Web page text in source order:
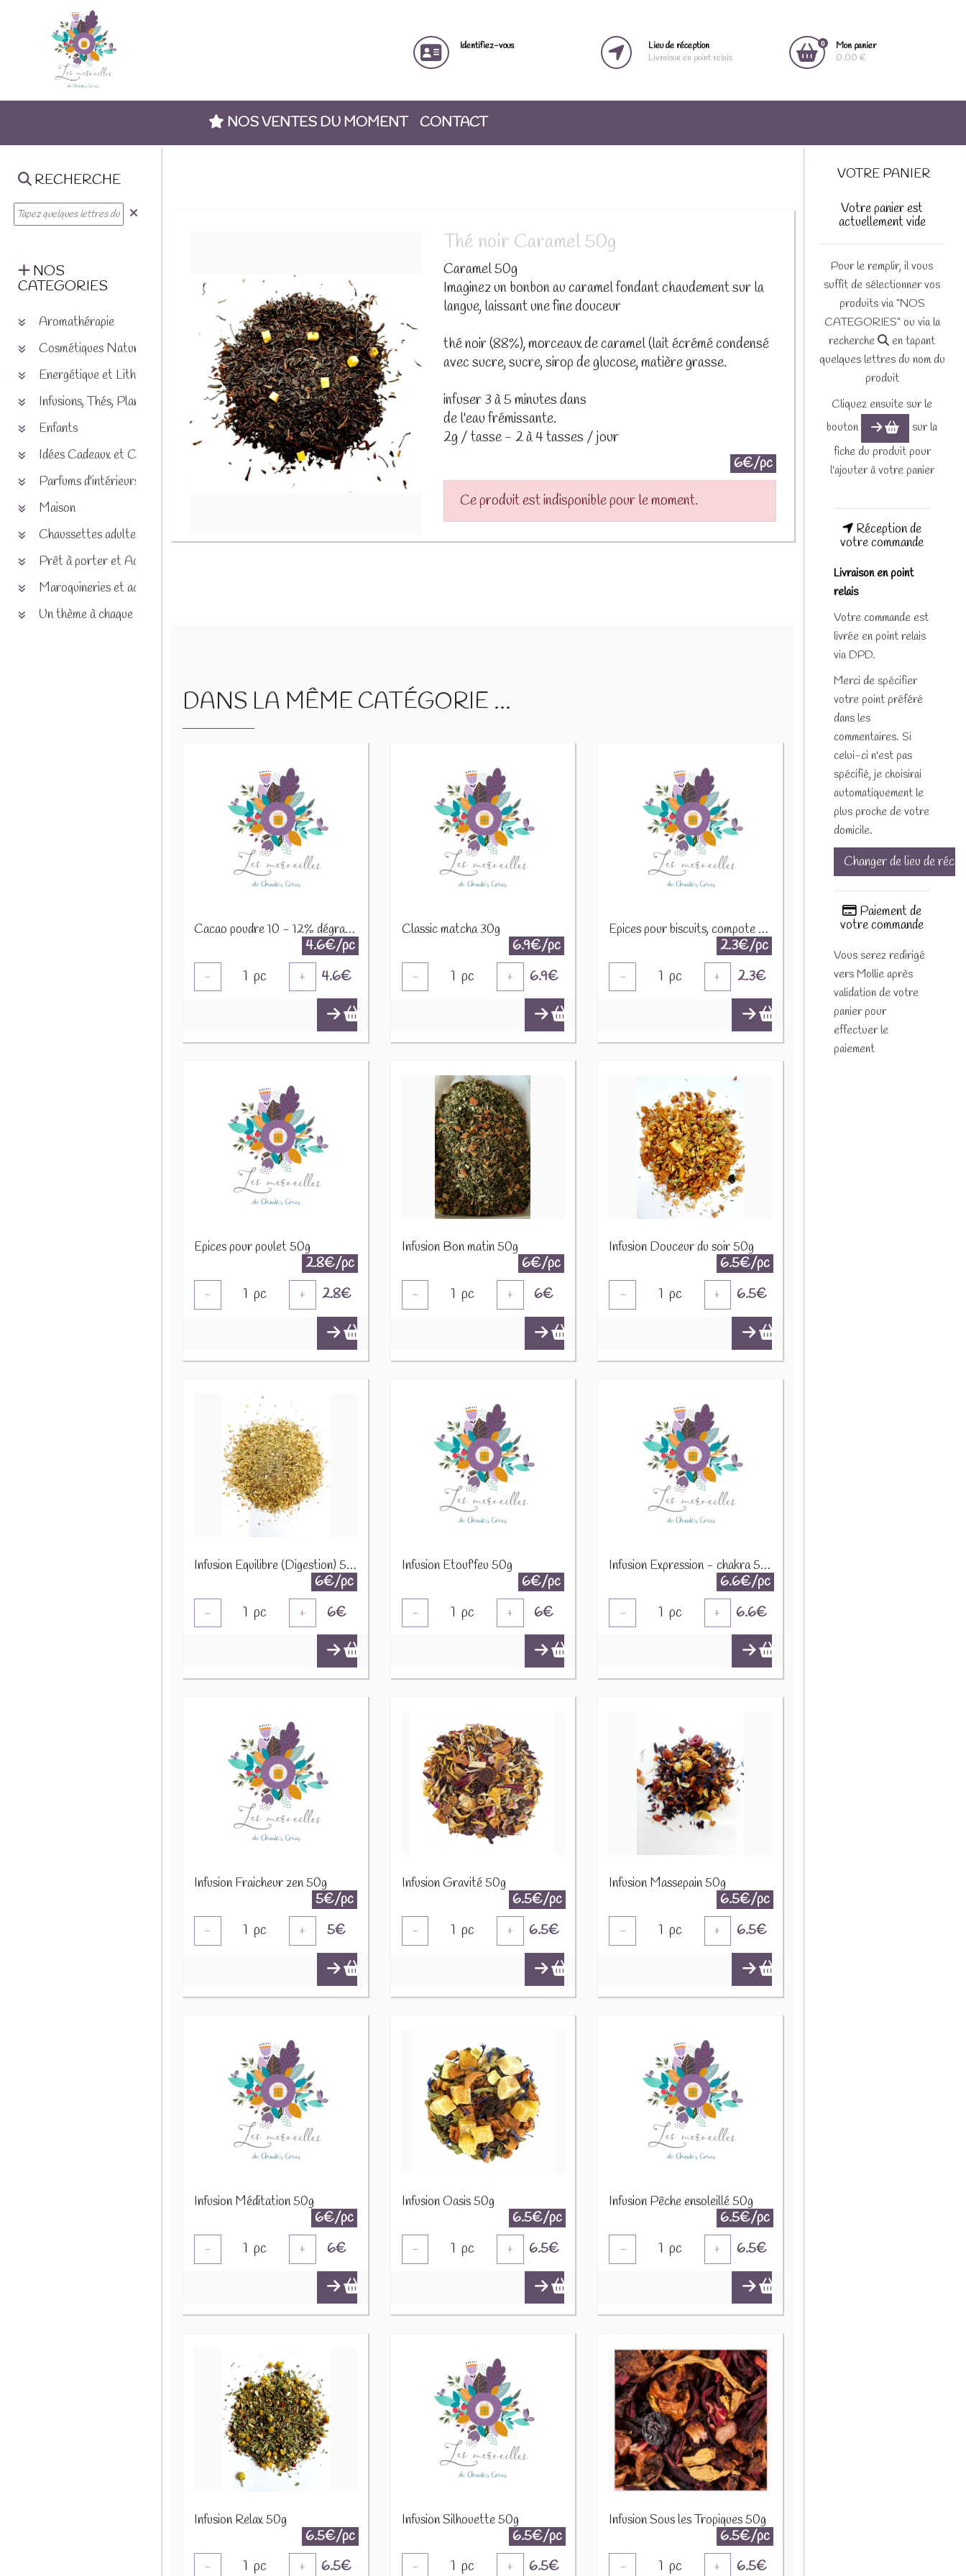
Identifiez-vous
Lieu de réception
Livraison en point relais
0
Mon panier
0.00 €
NOS VENTES DU MOMENT CONTACT
RECHERCHE
NOS
CATEGORIES
Aromathérapie
Cosmétiques Naturels
Energétique et Lithothérapie
Infusions, Thés, Plantes et produits naturels
Enfants
Idées Cadeaux et Chèques
Parfums d'intérieurs
Maison
Chaussettes adultes et enfants
Prêt à porter et Accessoires
Maroquineries et accessoires
Un thème à chaque saison
Thé noir Caramel 50g
Caramel 50g
Imaginez un bonbon au caramel fondant chaudement sur la
langue, laissant une fine douceur
thé noir (88%), morceaux de caramel (lait écrémé condensé
avec sucre, sucre, sirop de glucose, matière grasse.
infuser 3 à 5 minutes dans
de l'eau frémissante.
2g / tasse - 2 à 4 tasses / jour
6€/pc
Ce produit est indisponible pour le moment.
DANS LA MÊME CATÉGORIE ...
Cacao poudre 10 - 12% dégraissé torréfié 100g
4.6€/pc
- 1 pc + 4.6€
Classic matcha 30g
6.9€/pc
- 1 pc + 6.9€
Epices pour biscuits, compote et crumble 30g
2.3€/pc
- 1 pc + 2.3€
Epices pour poulet 50g
2.8€/pc
- 1 pc + 2.8€
Infusion Bon matin 50g
6€/pc
- 1 pc + 6€
Infusion Douceur du soir 50g
6.5€/pc
- 1 pc + 6.5€
Infusion Equilibre (Digestion) 50g
6€/pc
- 1 pc + 6€
Infusion Etouf'feu 50g
6€/pc
- 1 pc + 6€
Infusion Expression - chakra 5 - 50g
6.6€/pc
- 1 pc + 6.6€
Infusion Fraicheur zen 50g
5€/pc
- 1 pc + 5€
Infusion Gravité 50g
6.5€/pc
- 1 pc + 6.5€
Infusion Massepain 50g
6.5€/pc
- 1 pc + 6.5€
Infusion Méditation 50g
6€/pc
- 1 pc + 6€
Infusion Oasis 50g
6.5€/pc
- 1 pc + 6.5€
Infusion Pêche ensoleillé 50g
6.5€/pc
- 1 pc + 6.5€
Infusion Relax 50g
6.5€/pc
- 1 pc + 6.5€
Infusion Silhouette 50g
6.5€/pc
- 1 pc + 6.5€
Infusion Sous les Tropiques 50g
6.5€/pc
- 1 pc + 6.5€
VOTRE PANIER
Votre panier est
actuellement vide
Pour le remplir, il vous
suffit de sélectionner vos
produits via "NOS
CATEGORIES" ou via la
recherche
en tapant
quelques lettres du nom du
produit
Cliquez ensuite sur le
bouton
sur la
fiche du produit pour
l'ajouter à votre panier
Réception de
votre commande
Livraison en point
relais
Votre commande est
livrée en point relais
via DPD.
Merci de spécifier
votre point préféré
dans les
commentaires. Si
celui-ci n'est pas
spécifié, je choisirai
automatiquement le
plus proche de votre
domicile.
Changer de lieu de
Paiement de
votre commande
Vous serez redirigé
vers Mollie après
validation de votre
panier pour
effectuer le
paiement